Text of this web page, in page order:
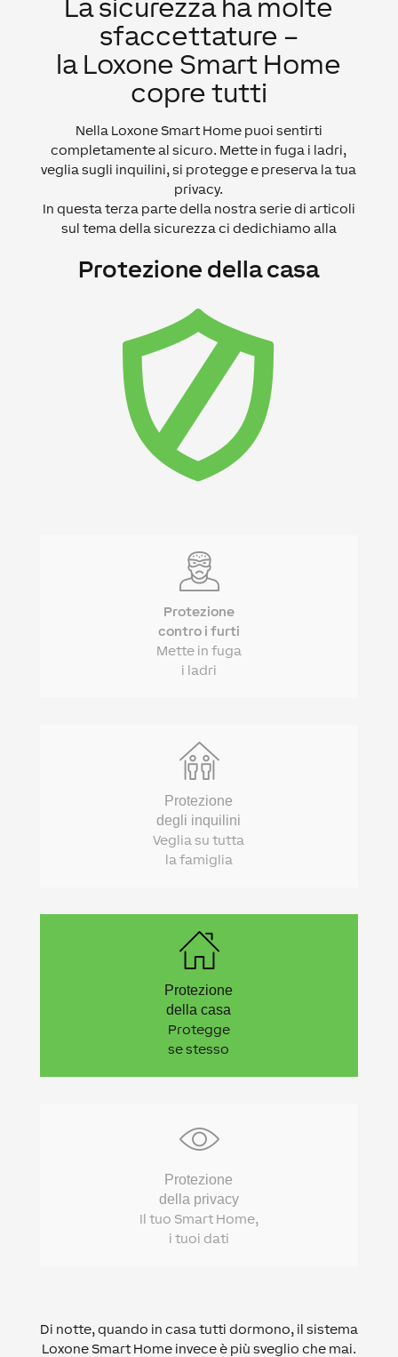
La sicurezza ha molte
sfaccettature –
la Loxone Smart Home
copre tutti
Nella Loxone Smart Home puoi sentirti
completamente al sicuro. Mette in fuga i ladri,
veglia sugli inquilini, si protegge e preserva la tua
privacy.
In questa terza parte della nostra serie di articoli
sul tema della sicurezza ci dedichiamo alla
Protezione della casa
Protezione
contro i furti
Mette in fuga
i ladri
Protezione
degli inquilini
Veglia su tutta
la famiglia
Protezione
della casa
Protegge
se stesso
Protezione
della privacy
Il tuo Smart Home,
i tuoi dati
Di notte, quando in casa tutti dormono, il sistema
Loxone Smart Home invece è più sveglio che mai.